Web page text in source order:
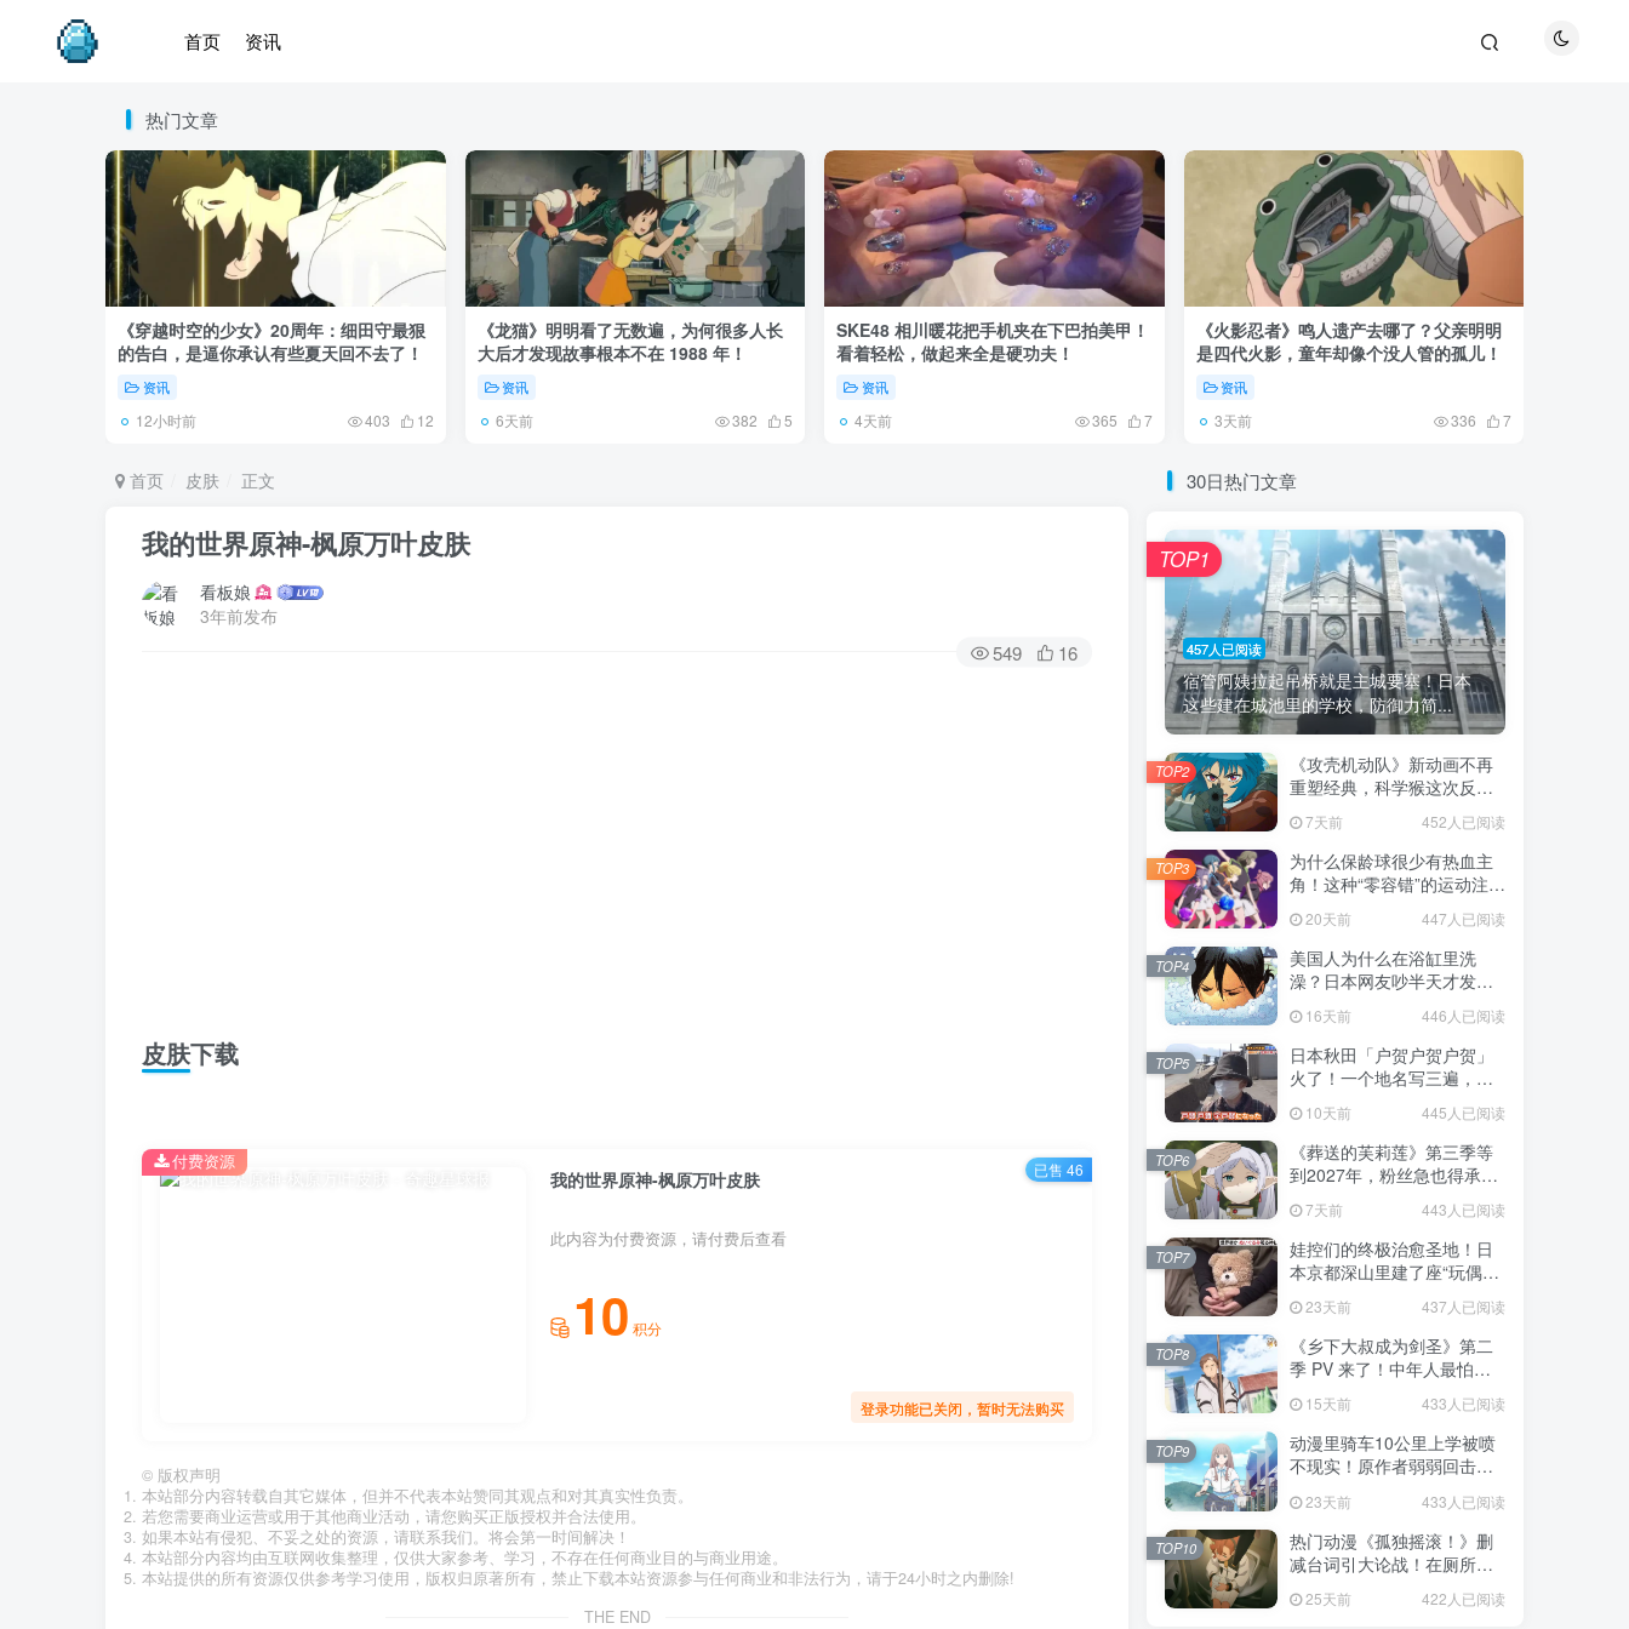
首页 资讯
热门文章
《穿越时空的少女》20周年：细田守最狠
的告白，是逼你承认有些夏天回不去了！
资讯
12小时前 403 12
《龙猫》明明看了无数遍，为何很多人长
大后才发现故事根本不在 1988 年！
资讯
6天前 382 5
SKE48 相川暖花把手机夹在下巴拍美甲！
看着轻松，做起来全是硬功夫！
资讯
4天前 365 7
《火影忍者》鸣人遗产去哪了？父亲明明
是四代火影，童年却像个没人管的孤儿！
资讯
3天前 336 7
首页 皮肤 正文
我的世界原神-枫原万叶皮肤
看板娘
3年前发布
549 16
皮肤下载
我的世界原神-枫原万叶皮肤
此内容为付费资源，请付费后查看
10 积分
登录功能已关闭，暂时无法购买
付费资源 已售 46
© 版权声明
本站部分内容转载自其它媒体，但并不代表本站赞同其观点和对其真实性负责。
若您需要商业运营或用于其他商业活动，请您购买正版授权并合法使用。
如果本站有侵犯、不妥之处的资源，请联系我们。将会第一时间解决！
本站部分内容均由互联网收集整理，仅供大家参考、学习，不存在任何商业目的与商业用途。
本站提供的所有资源仅供参考学习使用，版权归原著所有，禁止下载本站资源参与任何商业和非法行为，请于24小时之内删除!
THE END
30日热门文章
457人已阅读
宿管阿姨拉起吊桥就是主城要塞！日本
这些建在城池里的学校，防御力简...
TOP1
《攻壳机动队》新动画不再
重塑经典，科学猴这次反而
7天前 452人已阅读
TOP2
为什么保龄球很少有热血主
角！这种“零容错”的运动注定
们的生活！
20天前 447人已阅读
TOP3
美国人为什么在浴缸里洗
澡？日本网友吵半天才发
藏在浴室地板里！
16天前 446人已阅读
TOP4
日本秋田「户贺户贺户贺」
火了！一个地名写三遍，竟
不是玩梗而是150年旧账！
10天前 445人已阅读
TOP5
《葬送的芙莉莲》第三季等
到2027年，粉丝急也得承认
这次慢得有道理！
7天前 443人已阅读
TOP6
娃控们的终极治愈圣地！日
本京都深山里建了座“玩偶神
社”，不仅能拍照还能给娃祈
福！23天前 437人已阅读
TOP7
《乡下大叔成为剑圣》第二
季 PV 来了！中年人最怕的
不是变老，而是没人愿意再
相信你！
15天前 433人已阅读
TOP8
动漫里骑车10公里上学被喷
不现实！原作者弱弱回击：
常通勤！
23天前 433人已阅读
TOP9
热门动漫《孤独摇滚！》删
减台词引大论战！在厕所吃
现充！
25天前 422人已阅读
TOP10